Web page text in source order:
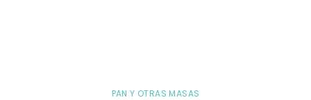
PAN Y OTRAS MASAS